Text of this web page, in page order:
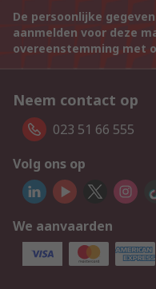
De persoonlijke
aanmelden voor deze
overeenstemming met
Neem contact op
023 51 66 555
Volg ons op
We aanvaarden